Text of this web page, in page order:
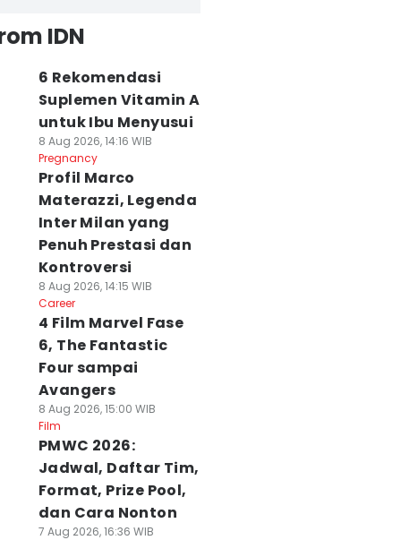
IDN
6 Rekomendasi
Suplemen Vitamin A
untuk Ibu Menyusui
8 Aug 2026, 14:16 WIB
Pregnancy
Profil Marco
Materazzi, Legenda
Inter Milan yang
Penuh Prestasi dan
Kontroversi
8 Aug 2026, 14:15 WIB
Career
4 Film Marvel Fase
6, The Fantastic
Four sampai
Avangers
8 Aug 2026, 15:00 WIB
Film
PMWC 2026:
Jadwal, Daftar Tim,
Format, Prize Pool,
dan Cara Nonton
7 Aug 2026, 16:36 WIB